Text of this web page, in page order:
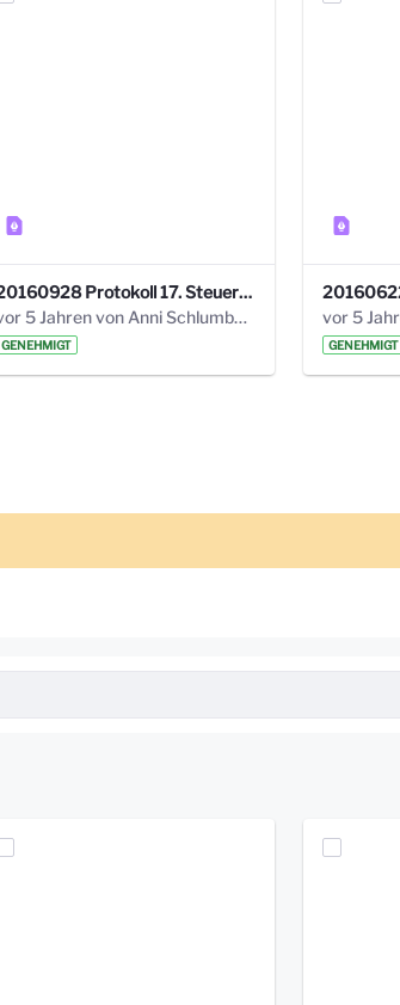
20160928 Protokoll 17. Steuerungskreis.pdf
vor 5 Jahren von Anni Schlumberger
GENEHMIGT GENEHMIGT